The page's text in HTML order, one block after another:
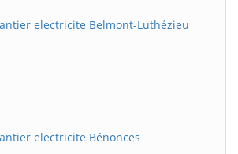
electricite Belmont-Luthézieu
electricite Bénonces